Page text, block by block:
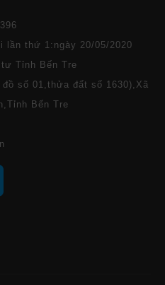
lần thứ 1:ngày 20/05/2020
Tỉnh Bến Tre
số 01,thửa đất số 1630),Xã
Bến Tre